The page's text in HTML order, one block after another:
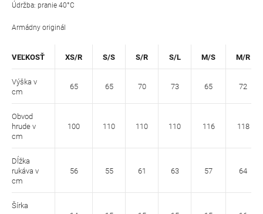
Údržba: pranie 40°C
Armádny originál
VEĽKOSŤ XS/R S/S S/R S/L M/S M/R
Výška v
cm
65 65 70 73 65 72
Obvod
hrude v
cm
100 110 110 110 116 118
Dĺžka
rukáva v
cm
56 55 61 63 57 64
Šírka